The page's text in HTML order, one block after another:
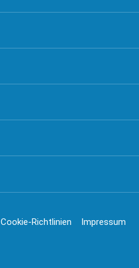
Cookie-Richtlinien Impressum